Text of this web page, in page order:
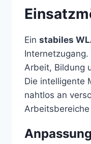
Ein stabiles
Arbeit, Bildung
Die intelligente
nahtlos an
Arbeitsbereiche